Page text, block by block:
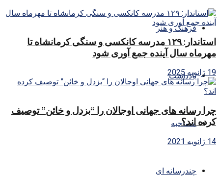
فرهنگ و هنر
یادداشت
مصاحبه
چندرسانه ای
استاندار: ۱۲۹ مدرسه کانکسی و سنگی کرمانشاه تا
مهرماه سال آینده جمع آوری شود
19 ژانویه 2025
چرا رسانه های جهانی اوجالان را “بزدل و خائن” توصیف
کرده اند؟
14 ژانویه 2021